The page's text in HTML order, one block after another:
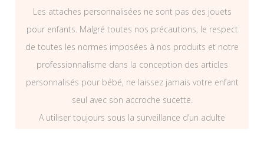
Les attaches personnalisées ne sont pas des jouets
pour enfants. Malgré toutes nos précautions, le respect
de toutes les normes imposées à nos produits et notre
professionnalisme dans la conception des articles
personnalisés pour bébé, ne laissez jamais votre enfant
seul avec son accroche sucette.
A utiliser toujours sous la surveillance d’un adulte